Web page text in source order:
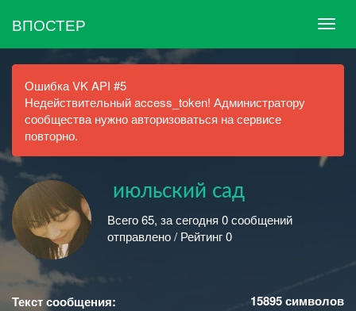
ВПОСТЕР
Ошибка VK API #5
Недействительный access_token! Администратору
сообщества нужно авторизоваться на сервисе
повторно.
ㅤㅤ июльский сад
Всего 65, за сегодня 0 сообщений
отправлено / Рейтинг 0
Текст сообщения: 15895символов